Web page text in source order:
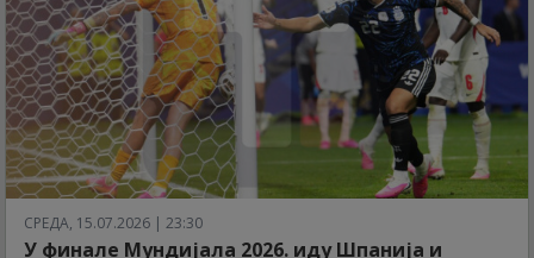
СРЕДА, 15.07.2026 | 23:30
У финале Мундијала 2026. иду Шпанија и